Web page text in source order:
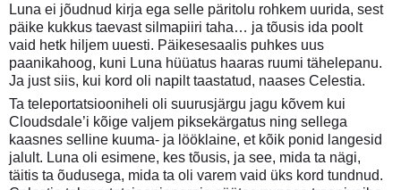
Luna ei jõudnud kirja ega selle päritolu rohkem uurida, sest
päike kukkus taevast silmapiiri taha… ja tõusis ida poolt
vaid hetk hiljem uuesti. Päikesesaalis puhkes uus
paanikahoog, kuni Luna hüüatus haaras ruumi tähelepanu.
Ja just siis, kui kord oli napilt taastatud, naases Celestia.
Ta teleportatsiooniheli oli suurusjärgu jagu kõvem kui
Cloudsdale’i kõige valjem piksekärgatus ning sellega
kaasnes selline kuuma- ja lööklaine, et kõik ponid langesid
jalult. Luna oli esimene, kes tõusis, ja see, mida ta nägi,
täitis ta õudusega, mida ta oli varem vaid üks kord tundnud.